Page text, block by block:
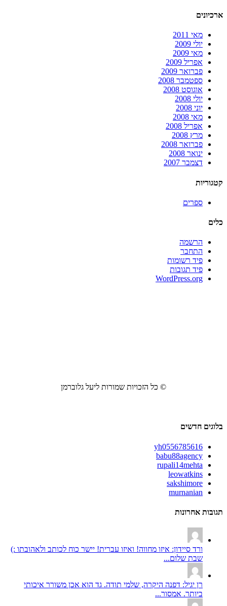
ארכיונים
מאי 2011
יולי 2009
מאי 2009
אפריל 2009
פברואר 2009
ספטמבר 2008
אוגוסט 2008
יולי 2008
יוני 2008
מאי 2008
אפריל 2008
מרץ 2008
פברואר 2008
ינואר 2008
דצמבר 2007
קטגוריות
ספרים
כלים
הרשמה
התחבר
פיד רשומות
פיד תגובות
WordPress.org
© כל הזכויות שמורות ליעל גלוברמן
בלוגים חדשים
yh0556785616
babu88agency
rupali14mehta
leowatkins
sakshimore
murnanian
תגובות אחרונות
ורד סיידון: איזו מחווה! ואיזו עברית! יישר כוח לכותב ולאהובתו :)
שבת שלום...
רן יגיל: דפנה היקרה, שלמי תודה. גד הוא אכן משורר איכותי
ביותר. אמסור...